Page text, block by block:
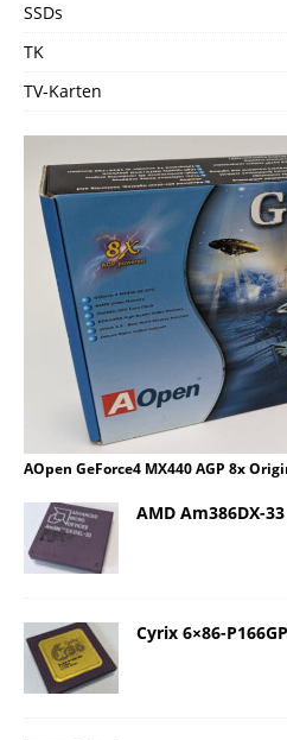
SSDs
TK
TV-Karten
AOpen GeForce4 MX440 AGP 8x
AMD Am386DX-
Cyrix 6×86-